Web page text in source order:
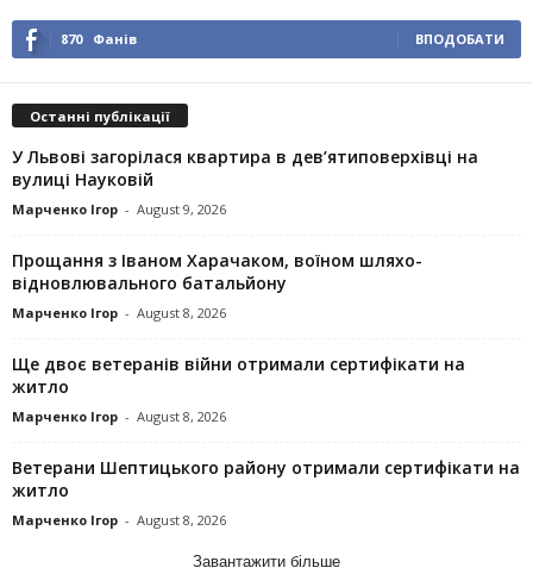
870 Фанів ВПОДОБАТИ
Останні публікації
У Львові загорілася квартира в дев’ятиповерхівці на
вулиці Науковій
Марченко Ігор - August 9, 2026
Прощання з Іваном Харачаком, воїном шляхо-
відновлювального батальйону
Марченко Ігор - August 8, 2026
Ще двоє ветеранів війни отримали сертифікати на
житло
Марченко Ігор - August 8, 2026
Ветерани Шептицького району отримали сертифікати на
житло
Марченко Ігор - August 8, 2026
Завантажити більше